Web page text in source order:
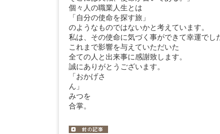
個々人の職業人生とは
「自分の使命を探す旅」
のようなものではないかと考えています。
私は、その使命に気づく事ができて幸運でし
これまで影響を与えていただいた
全ての人と出来事に感謝致します。
誠にありがとうございます。
「おかげさ
ん
みつを
合掌。